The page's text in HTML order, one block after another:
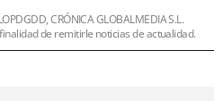
CRÓNICA GLOBALMEDIA S.L.
de remitirle noticias de actualidad.